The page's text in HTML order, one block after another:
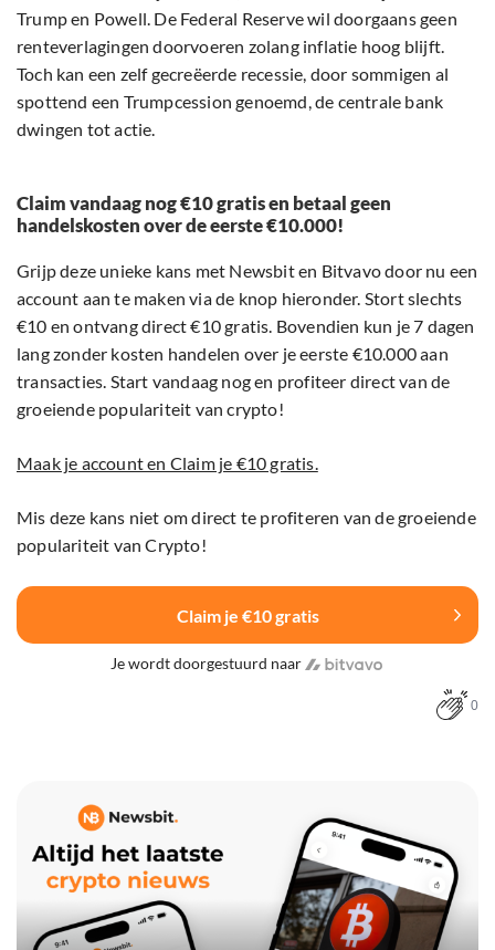
Trump en Powell. De Federal Reserve wil doorgaans geen
renteverlagingen doorvoeren zolang inflatie hoog blijft.
Toch kan een zelf gecreëerde recessie, door sommigen al
spottend een Trumpcession genoemd, de centrale bank
dwingen tot actie.
Claim vandaag nog €10 gratis en betaal geen
handelskosten over de eerste €10.000!
Grijp deze unieke kans met Newsbit en Bitvavo door nu een
account aan te maken via de knop hieronder. Stort slechts
€10 en ontvang direct €10 gratis. Bovendien kun je 7 dagen
lang zonder kosten handelen over je eerste €10.000 aan
transacties. Start vandaag nog en profiteer direct van de
groeiende populariteit van crypto!
Maak je account en Claim je €10 gratis.
Mis deze kans niet om direct te profiteren van de groeiende
populariteit van Crypto!
Claim je €10 gratis
Je wordt doorgestuurd naar
0